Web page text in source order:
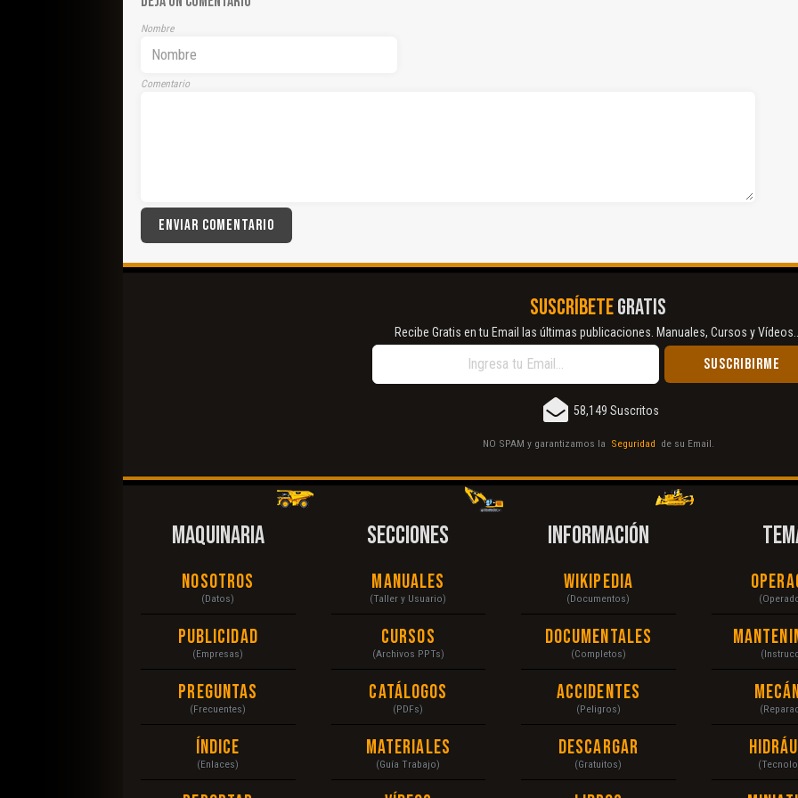
Nombre
Comentario
SUSCRÍBETEGRATIS
Recibe Gratis en tu Email las últimas publicaciones. Manuales, Cursos y
58,149 Suscritos
NO SPAM y garantizamos la Seguridad de su Email.
MAQUINARIA
Nosotros
(Datos)
Publicidad
(Empresas)
Preguntas
(Frecuentes)
Índice
(Enlaces)
SECCIONES
Manuales
(Taller y Usuario)
Cursos
(Archivos PPTs)
Catálogos
(PDFs)
Materiales
(Guía Trabajo)
INFORMACIÓN
Wikipedia
(Documentos)
Documentales
(Completos)
Accidentes
(Peligros)
Descargar
(Gratuitos)